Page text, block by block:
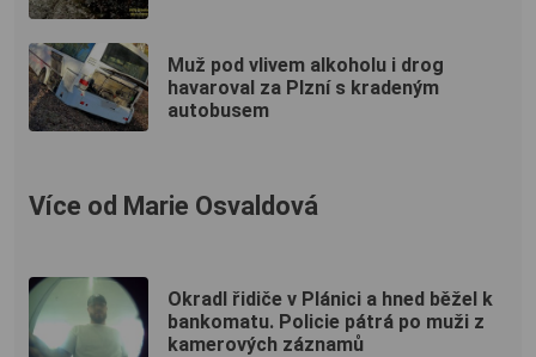
Muž pod vlivem alkoholu i drog
havaroval za Plzní s kradeným
autobusem
Více od Marie Osvaldová
Okradl řidiče v Plánici a hned běžel k
bankomatu. Policie pátrá po muži z
kamerových záznamů